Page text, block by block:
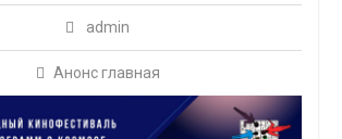
admin
Анонс главная